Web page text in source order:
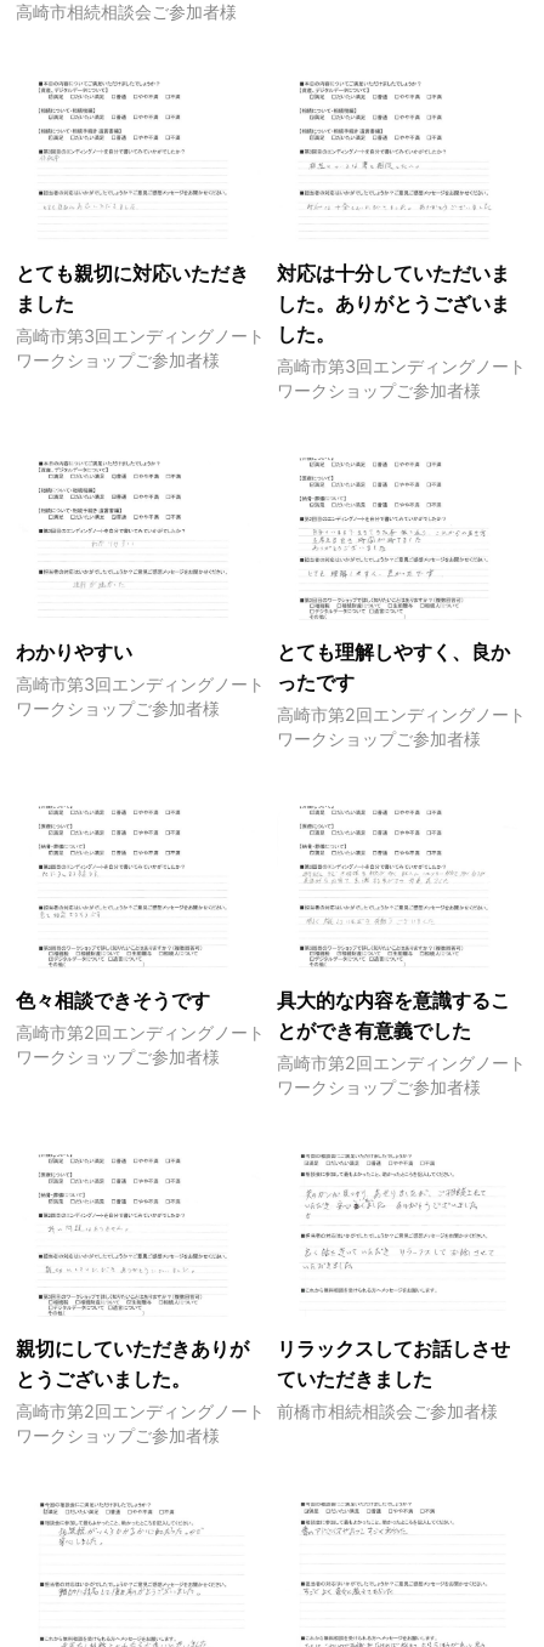
高崎市相続相談会ご参加者様
とても親切に対応いただき
ました
高崎市第3回エンディングノート
ワークショップご参加者様
対応は十分していただいま
した。ありがとうございま
した。
高崎市第3回エンディングノート
ワークショップご参加者様
わかりやすい
高崎市第3回エンディングノート
ワークショップご参加者様
とても理解しやすく、良か
ったです
高崎市第2回エンディングノート
ワークショップご参加者様
色々相談できそうです
高崎市第2回エンディングノート
ワークショップご参加者様
具大的な内容を意識するこ
とができ有意義でした
高崎市第2回エンディングノート
ワークショップご参加者様
親切にしていただきありが
とうございました。
高崎市第2回エンディングノート
ワークショップご参加者様
リラックスしてお話しさせ
ていただきました
前橋市相続相談会ご参加者様